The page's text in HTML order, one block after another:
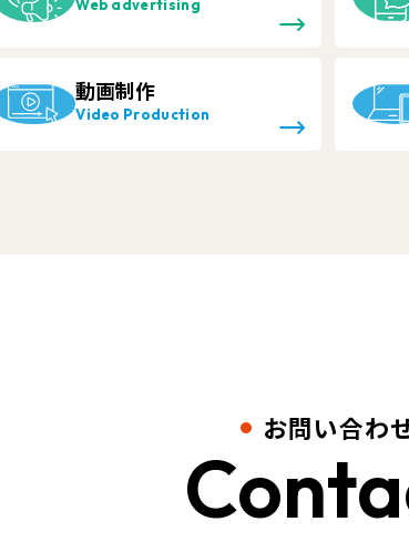
Web advertising
動画制作
Video Production
お問い合わ